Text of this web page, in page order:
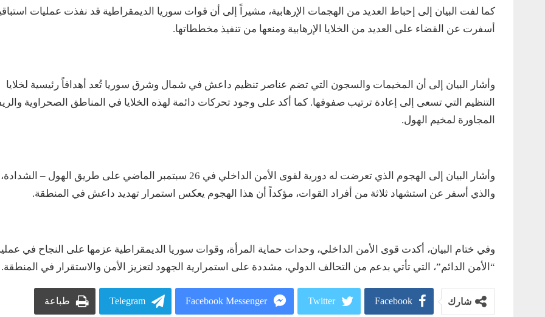
كما لفت البيان إلى إحباط العديد من الهجمات الإرهابية، مشيراً إلى أن قوات سوريا الديمقراطية قد نفذت عمليات
أسفرت عن القضاء على العديد من الخلايا الإرهابية ومنعها من تنفيذ مخططاتها.
وأشار البيان إلى أن المخيمات والسجون التي تضم عناصر تنظيم داعش في شمال وشرق سوريا تُعد أهدافاً رئيسية لخلايا
التنظيم التي تسعى إلى إعادة ترتيب صفوفها. كما أكد على وجود تحركات دائمة لهذه الخلايا في المناطق الصحراوية
المجاورة لمخيم الهول.
وأشار البيان إلى الهجوم الذي تعرضت له دورية لقوى الأمن الداخلي في 26 سبتمبر الماضي على طريق الهول – الشدادة،
والذي أسفر عن استشهاد ثلاثة من أفراد القوات، مؤكداً أن هذا الهجوم يعكس استمرار تهديد داعش في المنطقة.
وفي ختام البيان، أكدت قوى الأمن الداخلي، وحدات حماية المرأة، وقوات سوريا الديمقراطية عزمها على النجاح في
“الأمن الدائم”، التي تأتي بدعم من التحالف الدولي، مشددة على استمرارية الجهود لتعزيز الأمن والاستقرار في المنطقة.
شارك Facebook
Twitter
Facebook Messenger
Telegram طباعة